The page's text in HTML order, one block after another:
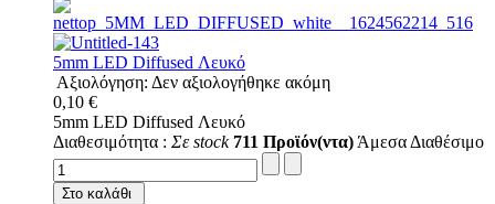
5mm LED Diffused Λευκό
Αξιολόγηση: Δεν αξιολογήθηκε ακόμη
0,10 €
5mm LED Diffused Λευκό
Διαθεσιμότητα : Σε stock 711 Προϊόν(ντα) Άμεσα Διαθέσιμο
Στο καλάθι